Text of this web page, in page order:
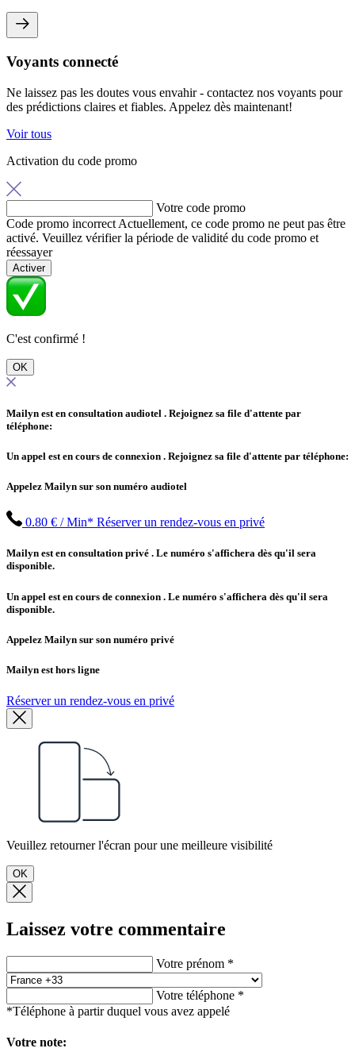
Voyants connecté
Ne laissez pas les doutes vous envahir - contactez nos voyants pour
des prédictions claires et fiables. Appelez dès maintenant!
Voir tous
Activation du code promo
Votre code promo
Code promo incorrect Actuellement, ce code promo ne peut pas être
activé. Veuillez vérifier la période de validité du code promo et
réessayer
Activer
C'est confirmé !
OK
Mailyn est en consultation audiotel . Rejoignez sa file d'attente par
téléphone:
Un appel est en cours de connexion . Rejoignez sa file d'attente par téléphone:
Appelez Mailyn sur son numéro audiotel
0.80 € / Min* Réserver un rendez-vous en privé
Mailyn est en consultation privé . Le numéro s'affichera dès qu'il sera
disponible.
Un appel est en cours de connexion . Le numéro s'affichera dès qu'il sera
disponible.
Appelez Mailyn sur son numéro privé
Mailyn est hors ligne
Réserver un rendez-vous en privé
Veuillez retourner l'écran pour une meilleure visibilité
OK
Laissez votre commentaire
Votre prénom *
Votre téléphone *
*Téléphone à partir duquel vous avez appelé
Votre note: